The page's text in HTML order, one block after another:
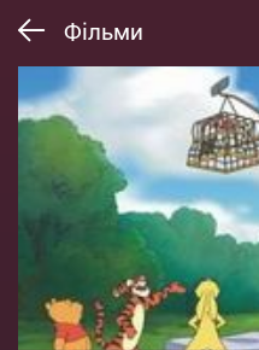
Фільми